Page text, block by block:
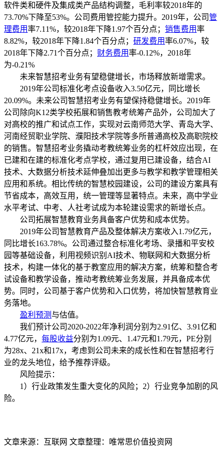
软件类和硬件及集成类产品结构调整，毛利率较2018年的
73.70%下降至53%。公司费用管控能力提升。2019年，公司 管
理费用率7.11%，较2018年下降1.97个百分点； 销售费用率
8.82%，较2018年下降1.84个百分点； 研发费用率6.07%，较
2018年下降2.71个百分点； 财务费用率-0.12%，2018年
为-0.21%
未来智慧招考业务有望稳健增长，市场释放新增需求。
2019年公司标准化考点设备收入3.50亿元，同比增长
20.09%。未来公司智慧招考业务有望保持稳健增长。2019年
公司除向K12类学校拓展和销售教考统筹产品外，公司加大了
对高校的推广和试点工作，实现对云南师范大学、青岛大学、
河南经贸职业学院、濮阳技术学院等多所普通高校及高职院校
的销售。智慧招考业务撬动考教统筹业务的杠杆效应出现，在
已建和在建的标准化考点学校，通过复用已建设备，结合AI
技术、大数据分析技术延伸叠加出更多与教学和教学管理相关
应用和系统。相比传统的智慧校园建设，公司的建设方案具有
节省成本，高效互用，统一管理等显著特点。未来，高中学业
水平考试、中考、人社考试成为本轮建设需求的新增长点。
公司拓展智慧教育业务具备客户优势和成本优势。
2019年公司智慧教育产品及整体解决方案收入1.79亿元，
同比增长163.78%。公司通过整合标准化考场、录播和平安校
园等基础设备，利用视频识别AI技术、物联网和大数据分析
技术，构建一体化的基于教室应用的解决方案，统筹和整合考
试设备和教学设备，推动考教统筹业务发展，并具备成本优
势。同时，公司基于客户优势和入口优势，将加快智慧教育业
务落地。
盈利预测 与估值。
我们预计公司2020-2022年净利润分别为2.91亿、3.91亿和
4.77亿元， 每股收益分别为1.09元、1.47元和1.79元，PE分别
为28x、21x和17x，考虑到公司未来的成长性和在智慧招考行
业的龙头地位，给予推荐评级。
风险提示：
1）行业政策发生重大变化的风险；2）行业竞争加剧的风
险。
文章来源：互联网 文章整理：唯常思价值投资网